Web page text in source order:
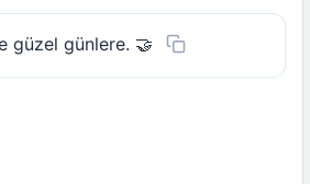
güzel günlere. 🤝